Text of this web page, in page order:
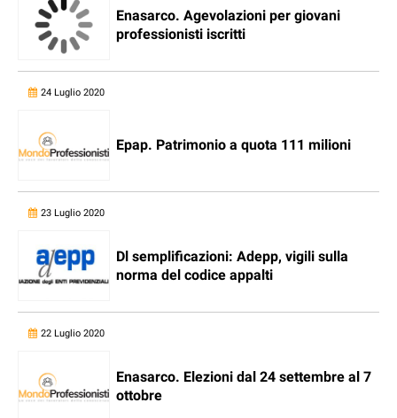
Enasarco. Agevolazioni per giovani
professionisti iscritti
24 Luglio 2020
Epap. Patrimonio a quota 111 milioni
23 Luglio 2020
Dl semplificazioni: Adepp, vigili sulla
norma del codice appalti
22 Luglio 2020
Enasarco. Elezioni dal 24 settembre al 7
ottobre